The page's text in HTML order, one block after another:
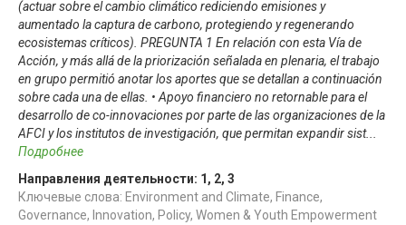
(actuar sobre el cambio climático rediciendo emisiones y
aumentado la captura de carbono, protegiendo y regenerando
ecosistemas críticos). PREGUNTA 1 En relación con esta Vía de
Acción, y más allá de la priorización señalada en plenaria, el trabajo
en grupo permitió anotar los aportes que se detallan a continuación
sobre cada una de ellas. • Apoyo financiero no retornable para el
desarrollo de co-innovaciones por parte de las organizaciones de la
AFCI y los institutos de investigación, que permitan expandir sist...
Подробнее
Направления деятельности: 1 , 2, 3
Ключевые слова: Environment and Climate, Finance,
Governance, Innovation, Policy, Women & Youth Empowerment